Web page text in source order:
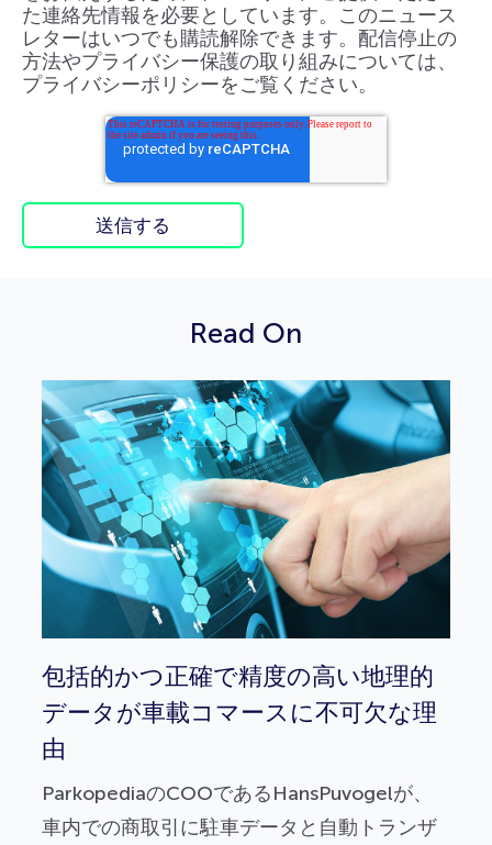
た連絡先情報を必要としています。このニュース
レターはいつでも購読解除できます。配信停止の
方法やプライバシー保護の取り組みについては、
プライバシーポリシーをご覧ください。
Read On
包括的かつ正確で精度の高い地理的
データが車載コマースに不可欠な理
由
ParkopediaのCOOであるHansPuvogelが、
車内での商取引に駐車データと自動トランザ